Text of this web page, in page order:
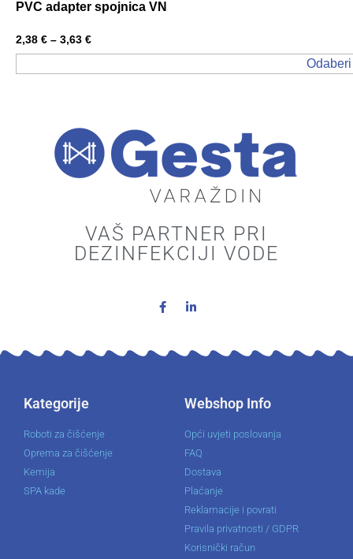
PVC adapter spojnica VN
2,38 € – 3,63 €
VAŠ PARTNER PRI
DEZINFEKCIJI VODE
Kategorije
Roboti za čišćenje
Oprema za čišćenje
Kemija
SPA kade
Webshop Info
Opći uvjeti poslovanja
FAQ
Dostava
Plaćanje
Reklamacije i povrati
Pravila privatnosti / GDPR
Korisnički račun